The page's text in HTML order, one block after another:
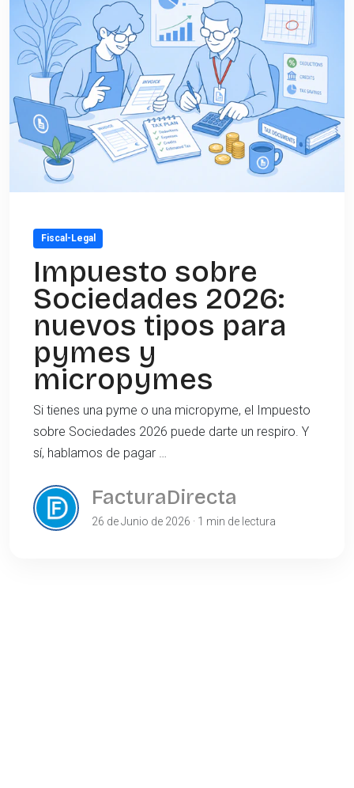
Fiscal-Legal
Impuesto sobre
Sociedades 2026:
nuevos tipos para
pymes y
micropymes
Si tienes una pyme o una micropyme, el Impuesto
sobre Sociedades 2026 puede darte un respiro. Y
sí, hablamos de pagar …
FacturaDirecta
26 de Junio de 2026 · 1 min de lectura